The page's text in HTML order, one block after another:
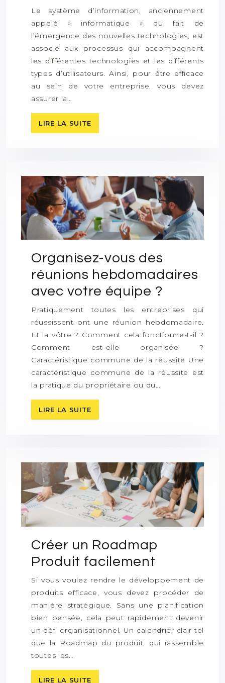
Le système d’information, anciennement
appelé » informatique » du fait de
l’émergence des nouvelles technologies, est
associé aux processus qui accompagnent
les différentes technologies et les différents
types d’utilisateurs. Ainsi, pour être efficace
au sein de votre entreprise, vous devez
assurer la…
LIRE LA SUITE
Organisez-vous des
réunions hebdomadaires
avec votre équipe ?
Pratiquement toutes les entreprises qui
réussissent ont une réunion hebdomadaire.
Et la vôtre ? Comment cela fonctionne-t-il ?
Comment est-elle organisée ?
Caractéristique commune de la réussite Une
caractéristique commune de la réussite est
la pratique du propriétaire ou du…
LIRE LA SUITE
Créer un Roadmap
Produit facilement
Si vous voulez rendre le développement de
produits efficace, vous devez procéder de
manière stratégique. Sans une planification
bien pensée, cela peut rapidement devenir
un défi organisationnel. Un calendrier clair tel
que la Roadmap du produit, qui rassemble
toutes les…
LIRE LA SUITE